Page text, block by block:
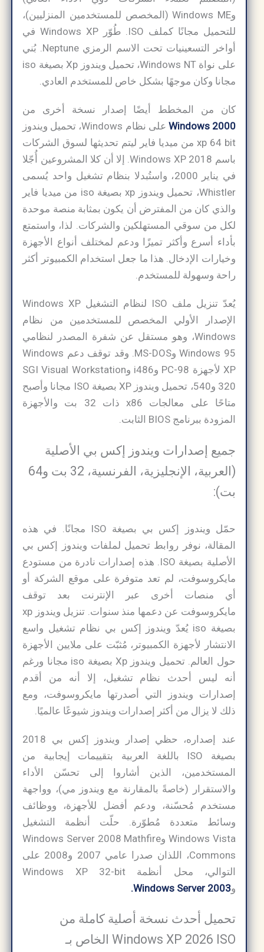
وWindows ME (المخصص للمستخدمين المنزليين)،
للتحميل مجانًا كملف ISO. طُوّر Windows XP في
أواخر التسعينيات تحت الاسم الرمزي Neptune. بُني
على نواة Windows NT، تحميل ويندوز Xp بصيغة iso
مجانا وكان موجهًا بشكل خاص للمستخدم العادي.
كان من المخطط أيضًا إصدار نسخة أخرى من
Windows 2000
على نظام Windows، تحميل ويندوز
xp 64 bit من ميديا فاير ليتم تحديثها لسوق الشركات
باسم Windows XP 2018. إلا أن كلا المشروعين أُجّلا
في يناير 2000، واستُبدلا بنظام تشغيل واحد يُسمى
Whistler، تحميل ويندوز xp بصيغة iso من ميديا فاير
والذي كان من المفترض أن يكون بمثابة منصة موحدة
لكل من سوقي المستهلكين والشركات. لذا، واستمتع
بأداء أسرع وأكثر تميزًا ودعم لمختلف أنواع الأجهزة
وخيارات الإدخال. هذا ما جعل استخدام الكمبيوتر أكثر
راحة وسهولة للمستخدم.
يُعدّ تنزيل ملف ISO لنظام التشغيل Windows XP
الإصدار الأولي المخصص للمستخدمين من نظام
Windows، وهو مستقل عن شفرة المصدر لنظامي
Windows 95 وMS-DOS. وقد توقف دعم Windows
XP لأجهزة PC-98 وi486 وSGI Visual Workstation
320 و540، تحميل ويندوز XP بصيغة ISO مجانا وأصبح
متاحًا على معالجات x86 ذات 32 بت والأجهزة
المزودة ببرنامج BIOS الثابت.
جميع إصدارات ويندوز إكس بي الأصلية
(العربية، الإنجليزية، الفرنسية، 32 بت و64
بت):
حمّل ويندوز إكس بي بصيغة ISO مجانًا. في هذه
المقالة، نوفر روابط تحميل لملفات ويندوز إكس بي
الأصلية بصيغة ISO. هذه إصدارات نادرة من مستودع
مايكروسوفت، لم تعد متوفرة على موقع الشركة أو
أي منصات أخرى عبر الإنترنت بعد توقف
مايكروسوفت عن دعمها منذ سنوات. تنزيل ويندوز xp
بصيغة iso يُعدّ ويندوز إكس بي نظام تشغيل واسع
الانتشار لأجهزة الكمبيوتر، مُثبّت على ملايين الأجهزة
حول العالم. تحميل ويندوز Xp بصيغة iso مجانا ورغم
أنه ليس أحدث نظام تشغيل، إلا أنه من أقدم
إصدارات ويندوز التي أصدرتها مايكروسوفت، ومع
ذلك لا يزال من أكثر إصدارات ويندوز شيوعًا عالميًا.
عند إصداره، حظي إصدار ويندوز إكس بي 2018
بصيغة ISO باللغة العربية بتقييمات إيجابية من
المستخدمين، الذين أشاروا إلى تحسّن الأداء
والاستقرار (خاصةً بالمقارنة مع ويندوز مي)، وواجهة
مستخدم مُحسّنة، ودعم أفضل للأجهزة، ووظائف
وسائط متعددة مُطوّرة. حلّت أنظمة التشغيل
Windows Vista وWindows Server 2008 Mathfire
Commons، اللذان صدرا عامي 2007 و2008 على
التوالي، محل أنظمة Windows XP 32-bit
Windows Server 2003.
تحميل أحدث نسخة أصلية كاملة من
Windows XP 2026 ISO الخاص بـ